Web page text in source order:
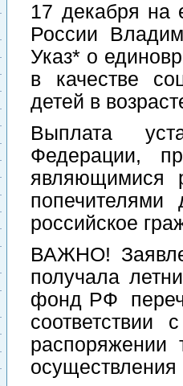
17 декабря на
России
Указ* о
в качестве
детей в
Выплата
Федерации,
являющимися
российское
ВАЖНО!
получала
фонд РФ
распоряжении